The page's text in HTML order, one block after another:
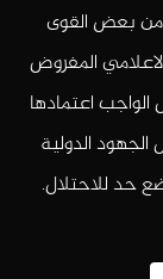
من بعض القوى
المفروض
الواجب اعتمادها
الدولية
حد للاحتلال.